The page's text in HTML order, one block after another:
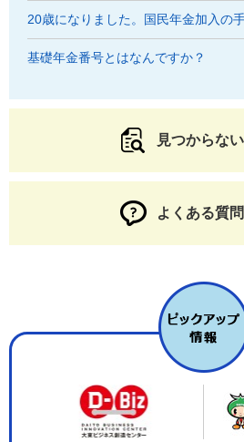
20歳になりました。国民年金加入の
基礎年金番号とはなんですか？
見つからな
よくある質